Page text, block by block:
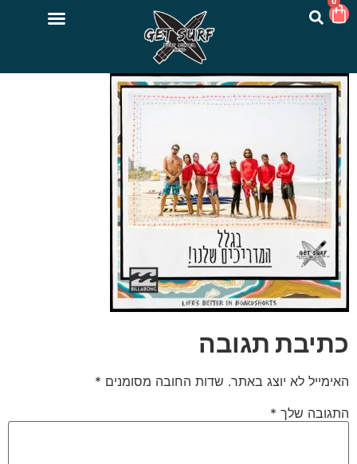
כתיבת תגובה
האימייל לא יוצג באתר. שדות החובה מסומנים *
התגובה שלך *